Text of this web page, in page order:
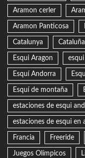
Aramon cerler
Aramon Panticosa
Catalunya Cataluña
Esqui Aragon
Esquí Andorra
Esquí de montaña
estaciones de esqui
estaciones de esqui en
Francia Freeride
Juegos Olímpicos